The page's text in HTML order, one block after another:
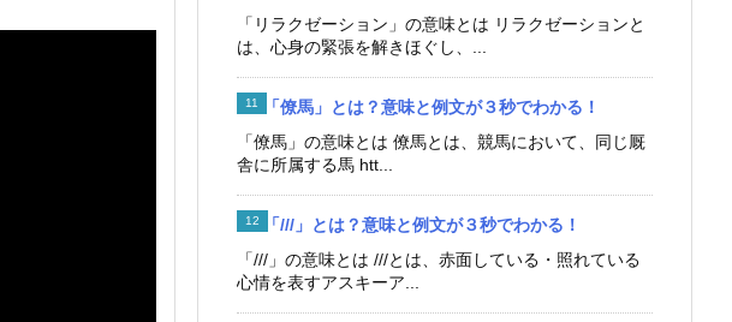
「リラクゼーション」の意味とは リラクゼーションと
は、心身の緊張を解きほぐし、...
「僚馬」とは？意味と例文が３秒でわかる！
「僚馬」の意味とは 僚馬とは、競馬において、同じ厩
舎に所属する馬 htt...
「///」とは？意味と例文が３秒でわかる！
「///」の意味とは ///とは、赤面している・照れている
心情を表すアスキーア...